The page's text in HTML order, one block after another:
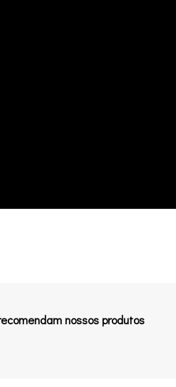
nossos produtos